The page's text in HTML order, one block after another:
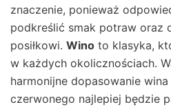
znaczenie, ponieważ
podkreślić smak potraw oraz
posiłkowi. Wino to klasyka,
w każdych okolicznościach.
harmonijne dopasowanie
czerwonego najlepiej będzie